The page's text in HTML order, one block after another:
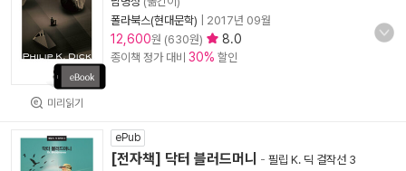
미리읽기
폴라북스(현대문학)
2017년 09월
12,600원 (630원) 8.0
종이책 정가 대비 30% 할인
ePub
[전자책] 닥터 블러드머니 - 필립 K. 딕 걸작선 3